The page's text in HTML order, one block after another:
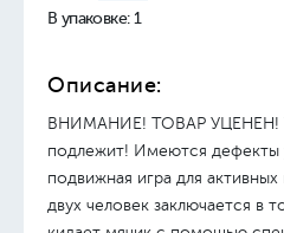
В упаковке: 1
Описание:
ВНИМАНИЕ! ТОВАР УЦЕНЕН!
подлежит! Имеются дефекты
подвижная игра для
двух человек заключается в